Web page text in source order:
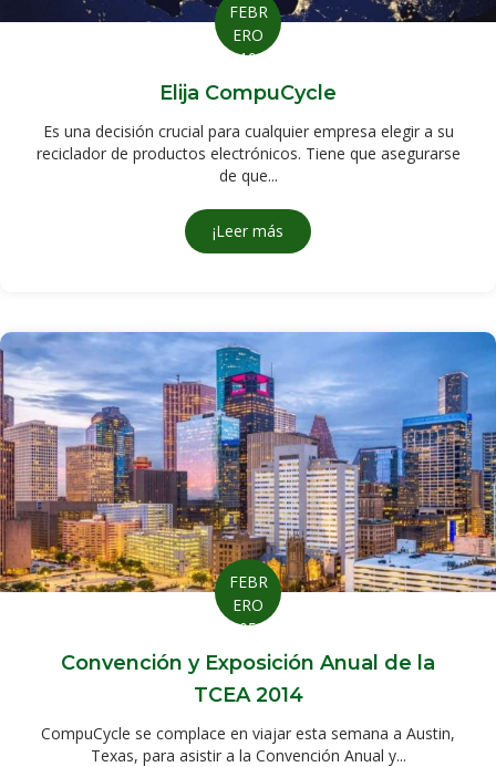
FEBR
ERO
19
Elija CompuCycle
Es una decisión crucial para cualquier empresa elegir a su
reciclador de productos electrónicos. Tiene que asegurarse
de que...
¡Leer más sobre Choose CompuCycle!
FEBR
ERO
05
Convención y Exposición Anual de la
TCEA 2014
CompuCycle se complace en viajar esta semana a Austin,
Texas, para asistir a la Convención Anual y...